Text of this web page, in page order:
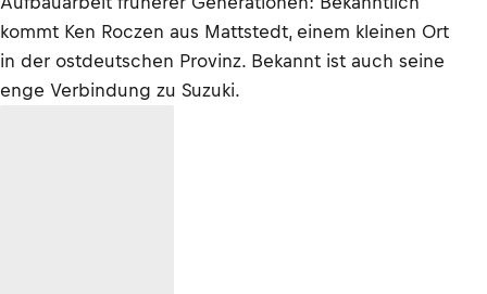
kommt Ken Roczen aus Mattstedt, einem kleinen Ort
in der ostdeutschen Provinz. Bekannt ist auch seine
enge Verbindung zu Suzuki.